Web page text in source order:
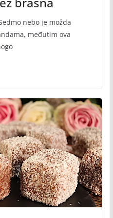
nebo je možda
međutim ova